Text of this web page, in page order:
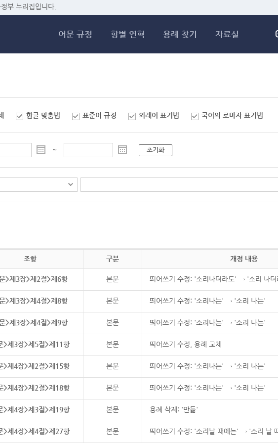
부 누리집입니다.
어문 규정 항별 연혁 용례 찾기 자료실
한글 맞춤법 표준어 규정 외래어 표기법 국어의 로마자 표기법
~ 초기화
조항 구분 개정 내용
>제3장>제2절>제6항 본문 띄어쓰기 수정: '소리나더라도' → '소리 나더
>제3장>제4절>제8항 본문 띄어쓰기 수정: '소리나는' → '소리 나는'
>제3장>제4절>제9항 본문 띄어쓰기 수정: '소리나는' → '소리 나는'
>제3장>제5절>제11항 본문 띄어쓰기 수정, 용례 교체
>제4장>제2절>제15항 본문 띄어쓰기 수정: '소리나는' → '소리 나는'
>제4장>제2절>제18항 본문 띄어쓰기 수정: '소리나는' → '소리 나는'
>제4장>제3절>제19항 본문 용례 삭제: '만듦'
>제4장>제4절>제27항 본문 띄어쓰기 수정: '소리날 때에는' → '소리 날